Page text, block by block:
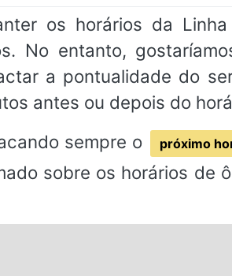
os horários da
No entanto,
a pontualidade do
antes ou depois do
sempre o
próximo
sobre os horários de